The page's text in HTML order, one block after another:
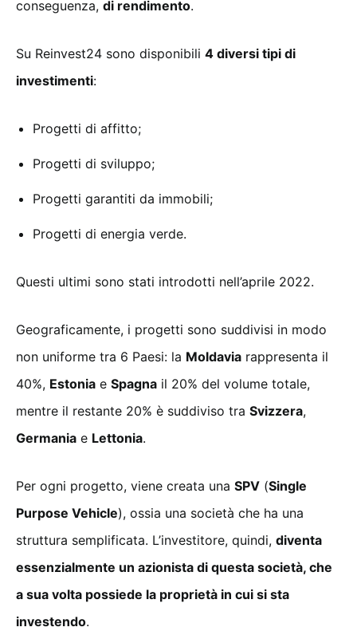
conseguenza, di rendimento.
Su Reinvest24 sono disponibili 4 diversi tipi di
investimenti:
Progetti di affitto;
Progetti di sviluppo;
Progetti garantiti da immobili;
Progetti di energia verde.
Questi ultimi sono stati introdotti nell’aprile 2022.
Geograficamente, i progetti sono suddivisi in modo
non uniforme tra 6 Paesi: la Moldavia rappresenta il
40%, Estonia e Spagna il 20% del volume totale,
mentre il restante 20% è suddiviso tra Svizzera,
Germania e Lettonia.
Per ogni progetto, viene creata una SPV (Single
Purpose Vehicle), ossia una società che ha una
struttura semplificata. L’investitore, quindi, diventa
essenzialmente un azionista di questa società, che
a sua volta possiede la proprietà in cui si sta
investendo.